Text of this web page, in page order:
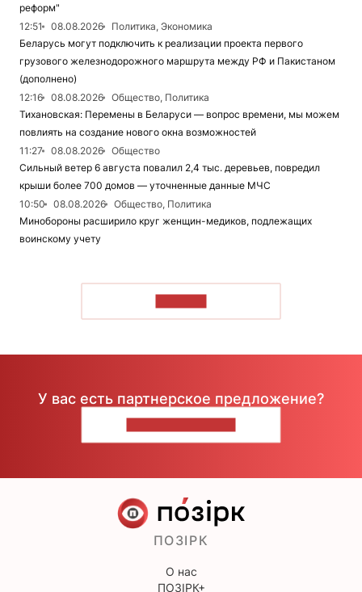
реформ"
12:51
08.08.2026
Политика, Экономика
Беларусь могут подключить к реализации проекта первого
грузового железнодорожного маршрута между РФ и Пакистаном
(дополнено)
12:16
08.08.2026
Общество, Политика
Тихановская: Перемены в Беларуси — вопрос времени, мы можем
повлиять на создание нового окна возможностей
11:27
08.08.2026
Общество
Сильный ветер 6 августа повалил 2,4 тыс. деревьев, повредил
крыши более 700 домов — уточненные данные МЧС
10:50
08.08.2026
Общество, Политика
Минобороны расширило круг женщин-медиков, подлежащих
воинскому учету
У вас есть партнерское предложение?
ПОЗІРК
О нас
ПОЗІРК+